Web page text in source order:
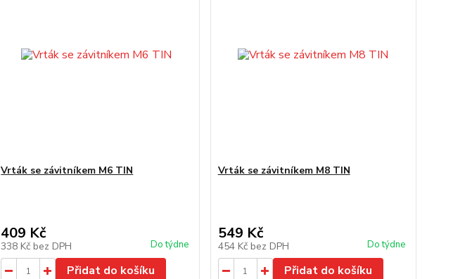
Vrták se závitníkem M6 TIN
409 Kč
338 Kč bez DPH Do týdne
Přidat do košíku
Vrták se závitníkem M8 TIN
549 Kč
454 Kč bez DPH Do týdne
Přidat do košíku